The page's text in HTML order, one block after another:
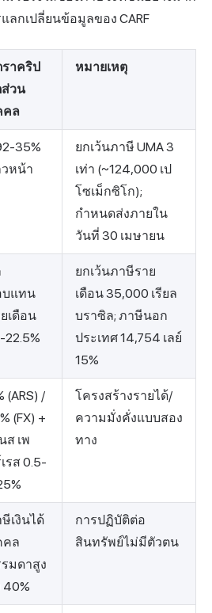
ลกเปลี่ยนข้อมูลของ CARF
าคริป
วน
คล
หมายเหตุ
35%
หน้า
ยกเว้นภาษี UMA 3
เท่า (~124,000 เป
โซเม็กซิโก);
กำหนดส่งภายใน
วันที่ 30 เมษายน
บแทน
เดือน
22.5%
ยกเว้นภาษีราย
เดือน 35,000 เรียล
บราซิล; ภาษีนอก
ประเทศ 14,754 เลย์
15%
(ARS) /
(FX) +
ส เพ
รส 0.5-
โครงสร้างรายได้/
ความมั่งคั่งแบบสอง
ทาง
เงินได้
คล
มดาสูง
40%
การปฏิบัติต่อ
สินทรัพย์ไม่มีตัวตน